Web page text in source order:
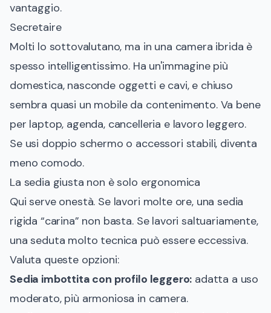
vantaggio.
Secretaire
Molti lo sottovalutano, ma in una camera ibrida è
spesso intelligentissimo. Ha un'immagine più
domestica, nasconde oggetti e cavi, e chiuso
sembra quasi un mobile da contenimento. Va bene
per laptop, agenda, cancelleria e lavoro leggero.
Se usi doppio schermo o accessori stabili, diventa
meno comodo.
La sedia giusta non è solo ergonomica
Qui serve onestà. Se lavori molte ore, una sedia
rigida “carina” non basta. Se lavori saltuariamente,
una seduta molto tecnica può essere eccessiva.
Valuta queste opzioni:
Sedia imbottita con profilo leggero: adatta a uso
moderato, più armoniosa in camera.